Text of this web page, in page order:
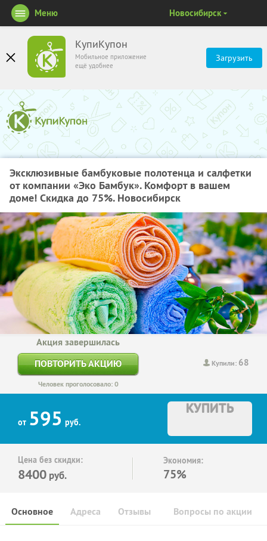
КупиКупон
Мобильное приложение
ещё удобнее
Загрузить
Меню Новосибирск
Эксклюзивные бамбуковые полотенца и салфетки
от компании «Эко Бамбук». Комфорт в вашем
доме! Скидка до 75%. Новосибирск
Купили: 68
Акция завершилась
ПОВТОРИТЬ АКЦИЮ
Человек проголосовало: 0
от 595 руб.
КУПИТЬ
Цена без скидки:
8400 руб.
Экономия:
75%
Основное Отзывы Вопросы по акции
Адреса